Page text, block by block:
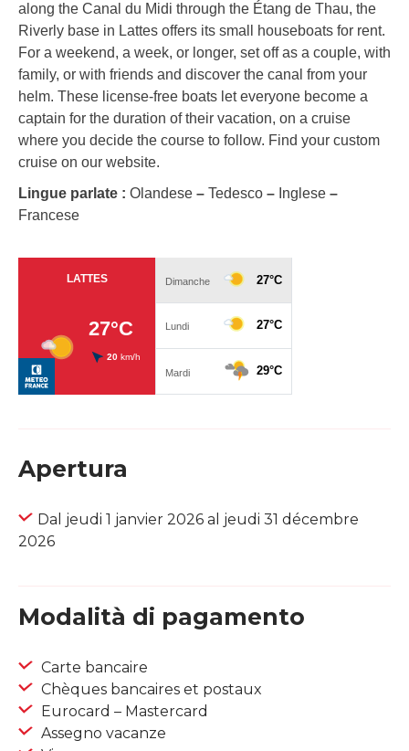
along the Canal du Midi through the Étang de Thau, the
Riverly base in Lattes offers its small houseboats for rent.
For a weekend, a week, or longer, set off as a couple, with
family, or with friends and discover the canal from your
helm. These license-free boats let everyone become a
captain for the duration of their vacation, on a cruise
where you decide the course to follow. Find your custom
cruise on our website.
Lingue parlate : Olandese – Tedesco – Inglese –
Francese
Apertura
Dal jeudi 1 janvier 2026 al jeudi 31 décembre
2026
Modalità di pagamento
Carte bancaire
Chèques bancaires et postaux
Eurocard – Mastercard
Assegno vacanze